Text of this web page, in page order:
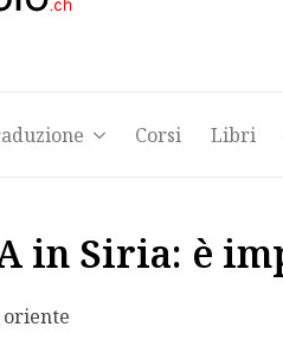
Corsi Libri
in Siria: è
oriente